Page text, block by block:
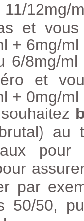
12mg/
et vous
+ 6mg/
6/8mg/
et
+ 0mg/
au
pour
par
50/50,